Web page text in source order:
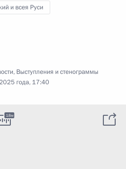
и всея Руси
, Выступления и стенограммы
года, 17:40
18м